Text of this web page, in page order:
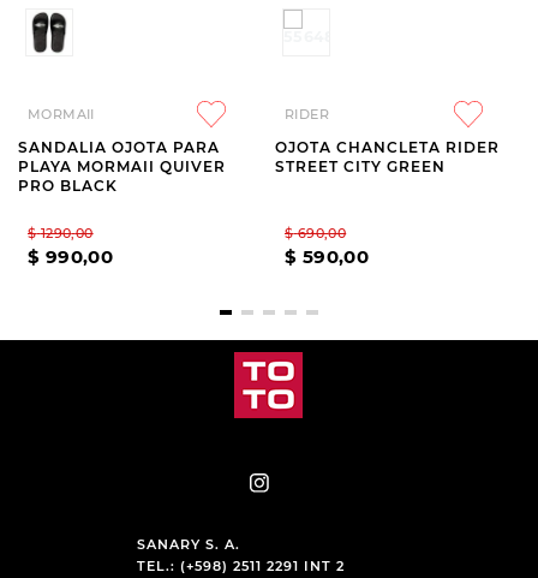
MORMAII
SANDALIA OJOTA PARA
PLAYA MORMAII QUIVER
PRO BLACK
$ 1290,00
$ 990,00
RIDER
OJOTA CHANCLETA RIDER
STREET CITY GREEN
$ 690,00
$ 590,00
SANARY S. A.
TEL.: (+598) 2511 2291 INT 2